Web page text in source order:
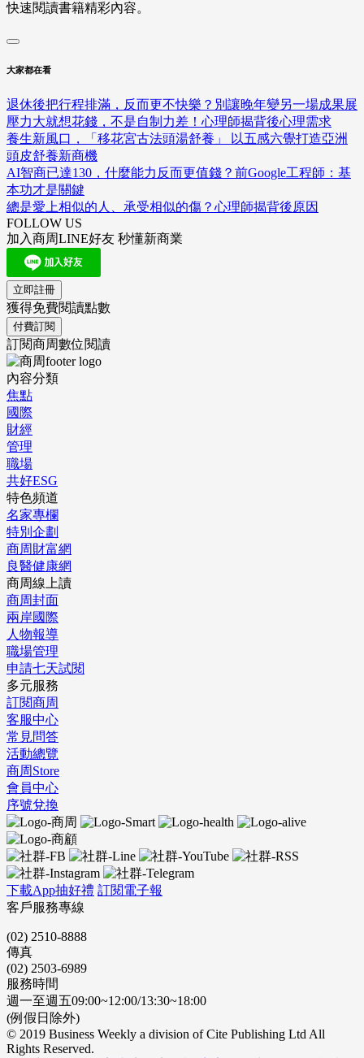
快速閱讀書籍精彩內容。
大家都在看
退休後把行程排滿，反而更不快樂？別讓晚年變另一場成果展
壓力大就想花錢，不是自制力差！心理師揭背後心理需求
養生新風口，「移花宮古法頭湯舒養」 以五感六覺打造亞洲
頭皮舒養新商機
AI智商已達130，什麼能力反而更值錢？前Google工程師：基
本功才是關鍵
總是愛上相似的人、承受相似的傷？心理師揭背後原因
FOLLOW US
加入商周LINE好友 秒懂新商業
立即註冊
獲得免費閱讀點數
付費訂閱
訂閱商周數位閱讀
內容分類
焦點
國際
財經
管理
職場
共好ESG
特色頻道
名家專欄
特別企劃
商周財富網
良醫健康網
商周線上讀
商周封面
兩岸國際
人物報導
職場管理
申請七天試閱
多元服務
訂閱商周
客服中心
常見問答
活動總覽
商周Store
會員中心
序號兌換
下載App抽好禮 訂閱電子報
客戶服務專線
(02) 2510-8888
傳真
(02) 2503-6989
服務時間
週一至週五09:00~12:00/13:30~18:00
(例假日除外)
© 2019 Business Weekly a division of Cite Publishing Ltd All
Rights Reserved.